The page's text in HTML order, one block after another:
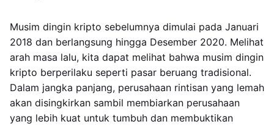
Musim dingin kripto sebelumnya dimulai pada Januari
2018 dan berlangsung hingga Desember 2020. Melihat
arah masa lalu, kita dapat melihat bahwa musim dingin
kripto berperilaku seperti pasar beruang tradisional.
Dalam jangka panjang, perusahaan rintisan yang lemah
akan disingkirkan sambil membiarkan perusahaan
yang lebih kuat untuk tumbuh dan membuktikan